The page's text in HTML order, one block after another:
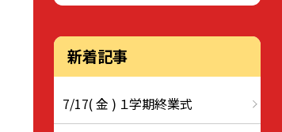
新着記事
7/17( 金 ) １学期終業式